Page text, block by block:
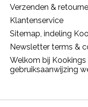
Verzenden &
Klantenservice
Sitemap, indeling
Newsletter terms &
Welkom bij
gebruiksaanwijzing